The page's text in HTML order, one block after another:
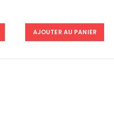
AJOUTER AU PANIER